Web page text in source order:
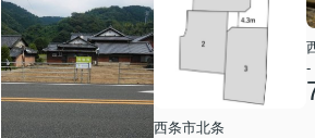
西条市北条
-